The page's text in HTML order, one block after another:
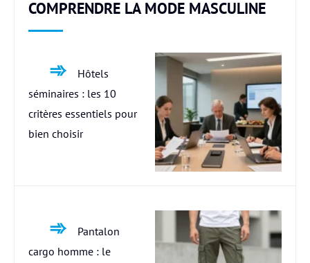
COMPRENDRE LA MODE MASCULINE
Hôtels
séminaires : les 10
critères essentiels pour
bien choisir
Pantalon
cargo homme : le